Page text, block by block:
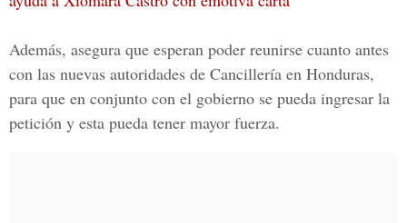
Además, asegura que esperan poder reunirse cuanto antes
con las nuevas autoridades de Cancillería en Honduras,
para que en conjunto con el gobierno se pueda ingresar la
petición y esta pueda tener mayor fuerza.